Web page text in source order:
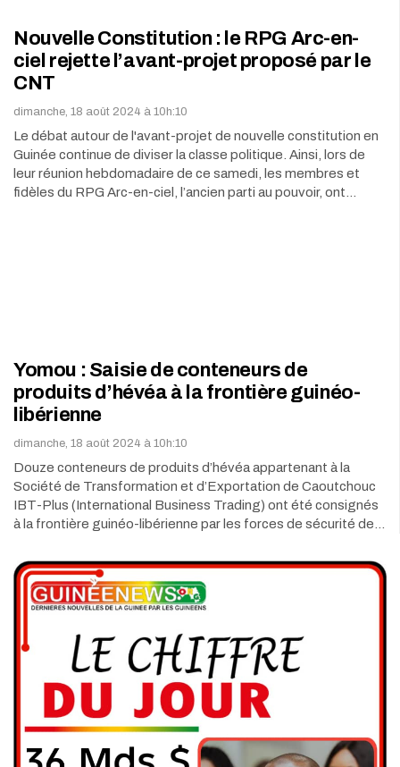
Nouvelle Constitution : le RPG Arc-en-
ciel rejette l’avant-projet proposé par le
CNT
dimanche, 18 août 2024 à 10h:10
Le débat autour de l'avant-projet de nouvelle constitution en
Guinée continue de diviser la classe politique. Ainsi, lors de
leur réunion hebdomadaire de ce samedi, les membres et
fidèles du RPG Arc-en-ciel, l’ancien parti au pouvoir, ont…
Yomou : Saisie de conteneurs de
produits d’hévéa à la frontière guinéo-
libérienne
dimanche, 18 août 2024 à 10h:10
Douze conteneurs de produits d’hévéa appartenant à la
Société de Transformation et d’Exportation de Caoutchouc
IBT-Plus (International Business Trading) ont été consignés
à la frontière guinéo-libérienne par les forces de sécurité de…